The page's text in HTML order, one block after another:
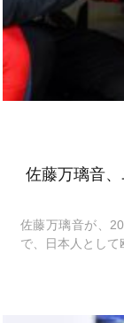
佐藤万璃音
佐藤万璃音が、
で、日本人とし